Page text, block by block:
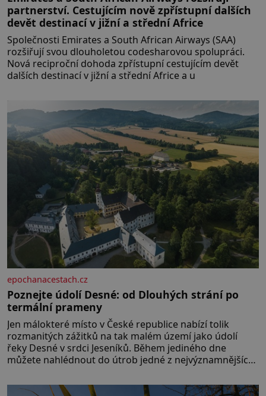
partnerství. Cestujícím nově zpřístupní dalších
devět destinací v jižní a střední Africe
Společnosti Emirates a South African Airways (SAA)
rozšiřují svou dlouholetou codesharovou spolupráci.
Nová reciproční dohoda zpřístupní cestujícím devět
dalších destinací v jižní a střední Africe a u
epochanacestach.cz
Poznejte údolí Desné: od Dlouhých strání po
termální prameny
Jen málokteré místo v České republice nabízí tolik
rozmanitých zážitků na tak malém území jako údolí
řeky Desné v srdci Jeseníků. Během jediného dne
můžete nahlédnout do útrob jedné z nejvýznamnějších
hřebeny, projet se na koloběžce a den zakončit